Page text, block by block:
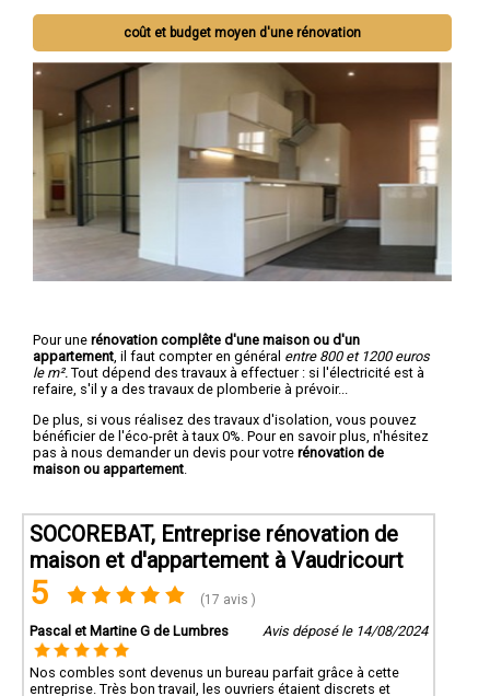
coût et budget moyen d'une rénovation
Pour une rénovation complête d'une maison ou d'un
appartement , il faut compter en général entre 800 et 1200 euros
le m². Tout dépend des travaux à effectuer : si l'électricité est à
refaire, s'il y a des travaux de plomberie à prévoir...
De plus, si vous réalisez des travaux d'isolation, vous pouvez
bénéficier de l'éco-prêt à taux 0%. Pour en savoir plus, n'hésitez
pas à nous demander un devis pour votre rénovation de
maison ou appartement
SOCOREBAT, Entreprise rénovation de
maison et d'appartement à Vaudricourt
5 (17 avis )
Pascal et Martine G de Lumbres Avis déposé le 14/08/2024
Nos combles sont devenus un bureau parfait grâce à cette
entreprise. Très bon travail, les ouvriers étaient discrets et